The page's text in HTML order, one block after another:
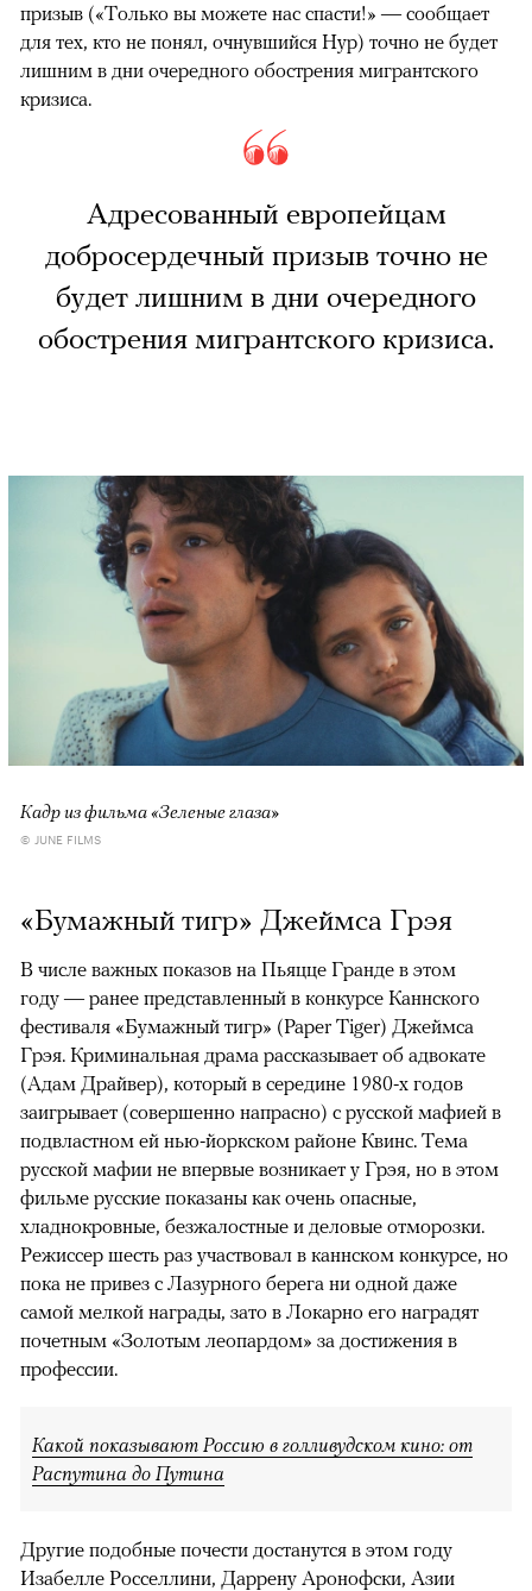
призыв («Только вы можете нас спасти!» — сообщает
для тех, кто не понял, очнувшийся Нур) точно не будет
лишним в дни очередного обострения мигрантского
кризиса.
Адресованный европейцам
добросердечный призыв точно не
будет лишним в дни очередного
обострения мигрантского кризиса.
Кадр из фильма «Зеленые глаза»
© JUNE FILMS
«Бумажный тигр» Джеймса Грэя
В числе важных показов на Пьяцце Гранде в этом
году — ранее представленный в конкурсе Каннского
фестиваля «Бумажный тигр» (Paper Tiger) Джеймса
Грэя. Криминальная драма рассказывает об адвокате
(Адам Драйвер), который в середине 1980-х годов
заигрывает (совершенно напрасно) с русской мафией в
подвластном ей нью-йоркском районе Квинс. Тема
русской мафии не впервые возникает у Грэя, но в этом
фильме русские показаны как очень опасные,
хладнокровные, безжалостные и деловые отморозки.
Режиссер шесть раз участвовал в каннском конкурсе, но
пока не привез с Лазурного берега ни одной даже
самой мелкой награды, зато в Локарно его наградят
почетным «Золотым леопардом» за достижения в
профессии.
Какой показывают Россию в голливудском кино: от
Распутина до Путина
Другие подобные почести достанутся в этом году
Изабелле Росселлини, Даррену Аронофски, Азии